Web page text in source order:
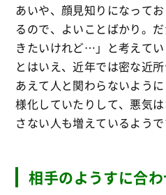
あいや、顔見知りになって
るので、よいことばかり。
きたいけれど…」と考えてい
とはいえ、近年では密な近
あえて人と関わらないよう
様化していたりして、悪気
さない人も増えているようで
相手のようすに合